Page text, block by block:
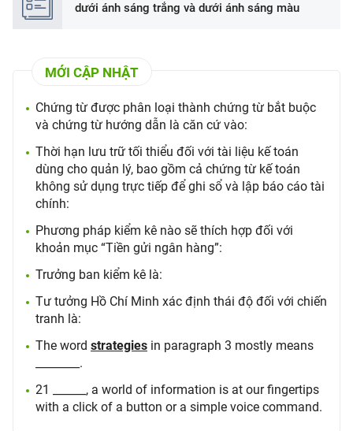
dưới ánh sáng trắng và dưới ánh sáng màu
MỚI CẬP NHẬT
Chứng từ được phân loại thành chứng từ bắt buộc
và chứng từ hướng dẫn là căn cứ vào:
Thời hạn lưu trữ tối thiểu đối với tài liệu kế toán
dùng cho quản lý, bao gồm cả chứng từ kế toán
không sử dụng trực tiếp để ghi sổ và lập báo cáo tài
chính:
Phương pháp kiểm kê nào sẽ thích hợp đối với
khoản mục “Tiền gửi ngân hàng”:
Trưởng ban kiểm kê là:
Tư tưởng Hồ Chí Minh xác định thái độ đối với chiến
tranh là:
The word strategies in paragraph 3 mostly means
________.
21 ______, a world of information is at our fingertips
with a click of a button or a simple voice command.